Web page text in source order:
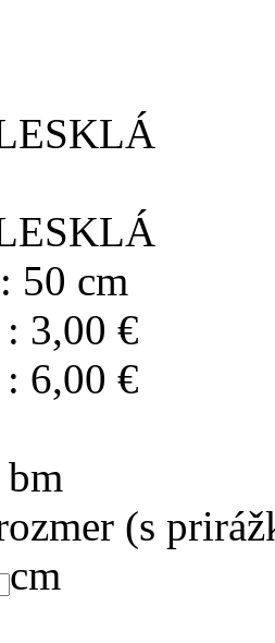
50 cm
3,00 €
6,00 €
bm
(s
cm